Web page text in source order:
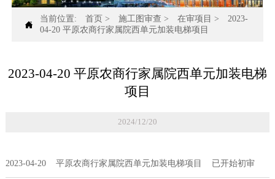

当前位置: 首页 > 施工图审查 > 在审项目 >
2023-
04-20 平原农商行家属院西单元加装电梯项目
2023-04-20 平原农商行家属院西单元加装电梯
项目
2024/12/20
2023-04-20 平原农商行家属院西单元加装电梯项目 已开始初审